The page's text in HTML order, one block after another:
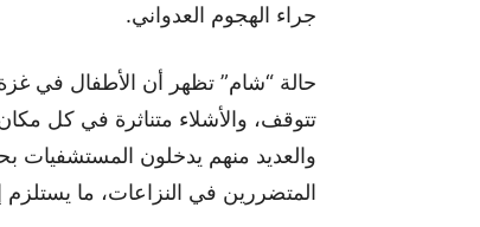
جراء الهجوم العدواني.
حالة “شام” تظهر أن الأطفال في
تتوقف، والأشلاء متناثرة في كل
والعديد منهم يدخلون المستشفيات
المتضررين في النزاعات، ما يستلزم